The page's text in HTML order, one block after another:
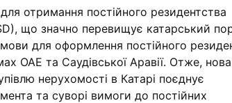
для отримання постійного резидентства
що значно перевищує катарський
для оформлення постійного
ОАЕ та Саудівської Аравії. Отже, нова
нерухомості в Катарі поєднує
та суворі вимоги до постійних